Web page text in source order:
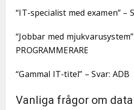
“IT-specialist med examen” –
“Jobbar med
PROGRAMMERARE
“Gammal IT-titel” – Svar: ADB
Vanliga frågor om